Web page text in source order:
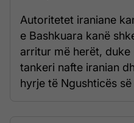
Autoritetet iraniane
e Bashkuara kanë
arritur më herët,
tankeri nafte iranian
hyrje të Ngushticës